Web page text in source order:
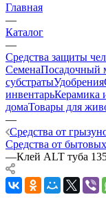
Главная
—
Каталог
—
Средства защиты
СеменаПосадочный
субстратыУдобрения
инвентарьКерамика
домаТовары для
—
Средства от
Средства от
—Клей ALT туба